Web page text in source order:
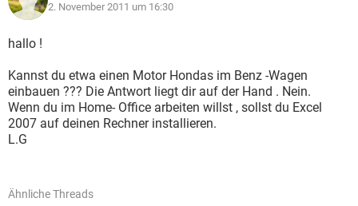
2. November 2011 um 16:30
hallo !
Kannst du etwa einen Motor Hondas im Benz -Wagen
einbauen ??? Die Antwort liegt dir auf der Hand . Nein.
Wenn du im Home- Office arbeiten willst , sollst du Excel
2007 auf deinen Rechner installieren.
L.G
Ähnliche Threads